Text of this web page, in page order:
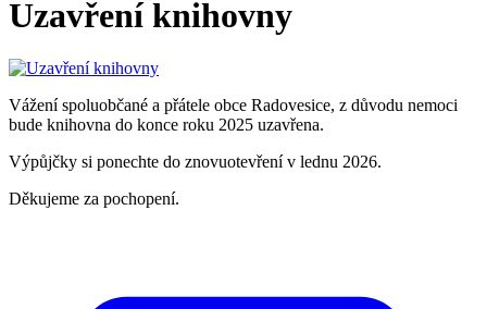
Uzavření knihovny
Vážení spoluobčané a přátele obce Radovesice, z důvodu nemoci
bude knihovna do konce roku 2025 uzavřena.
Výpůjčky si ponechte do znovuotevření v lednu 2026.
Děkujeme za pochopení.